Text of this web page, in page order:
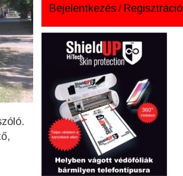
Bejelentkezés / Regisztráció